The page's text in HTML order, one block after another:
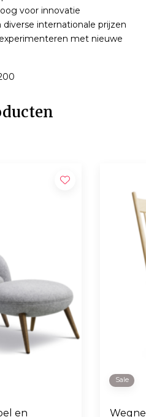
voor innovatie
internationale prijzen
met nieuwe
en
Sale